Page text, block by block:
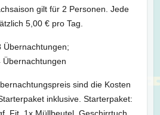
gilt für 2 Personen. Jede
5,00 € pro Tag.
Übernachtungen;
sind die Kosten
inklusive. Starterpaket: